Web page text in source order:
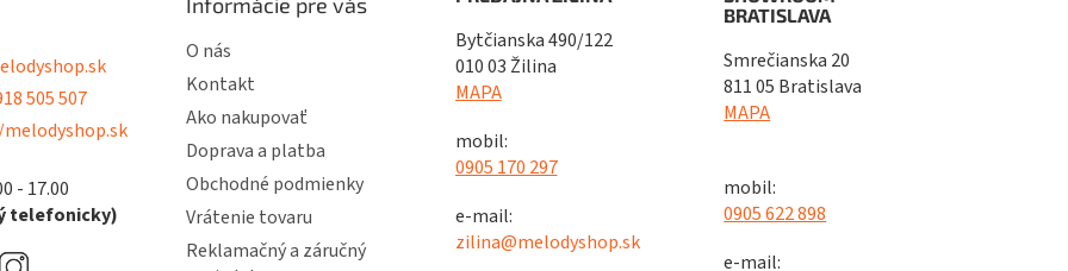
505 507
- 17.00
telefonicky)
Informácie pre vás
O nás
Kontakt
Ako nakupovať
Doprava a platba
Obchodné podmienky
Vrátenie tovaru
Reklamačný a záručný
Bytčianska 490/122
010 03 Žilina
MAPA
mobil:
0905 170 297
e-mail:
zilina@melodyshop.sk
BRATISLAVA
Smrečianska 20
811 05 Bratislava
MAPA
mobil:
0905 622 898
e-mail: